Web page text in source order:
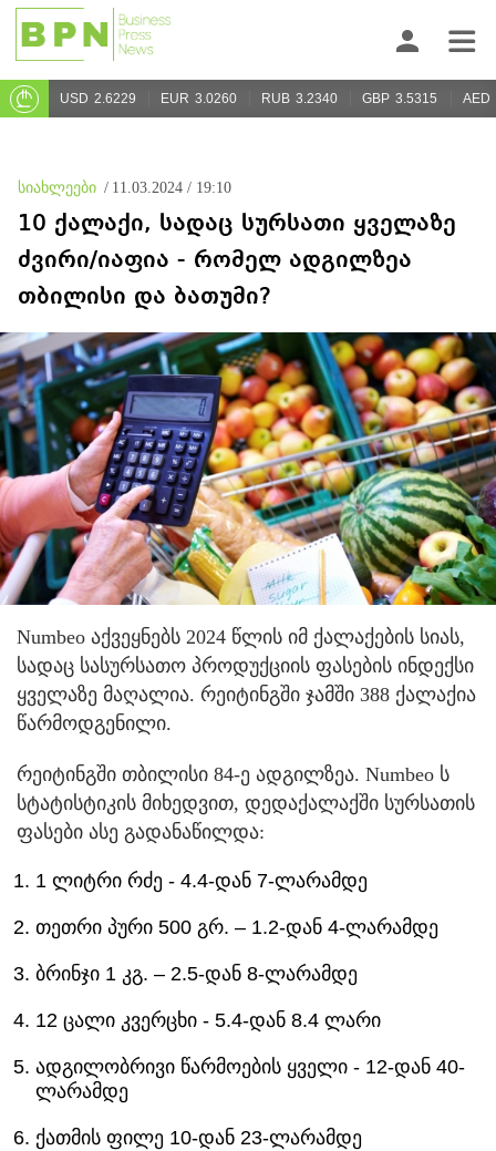
USD 2.6229 EUR 3.0260 RUB 3.2340 GBP 3.5315 AED
სიახლეები / 11.03.2024 / 19:10
10 ქალაქი, სადაც სურსათი ყველაზე
ძვირი/იაფია - რომელ ადგილზეა
თბილისი და ბათუმი?
Numbeo აქვეყნებს 2024 წლის იმ ქალაქების სიას,
სადაც სასურსათო პროდუქციის ფასების ინდექსი
ყველაზე მაღალია. რეიტინგში ჯამში 388 ქალაქია
წარმოდგენილი.
რეიტინგში თბილისი 84-ე ადგილზეა. Numbeo ს
სტატისტიკის მიხედვით, დედაქალაქში სურსათის
ფასები ასე გადანაწილდა:
1 ლიტრი რძე - 4.4-დან 7-ლარამდე
თეთრი პური 500 გრ. – 1.2-დან 4-ლარამდე
ბრინჯი 1 კგ. – 2.5-დან 8-ლარამდე
12 ცალი კვერცხი - 5.4-დან 8.4 ლარი
ადგილობრივი წარმოების ყველი - 12-დან 40-
ლარამდე
ქათმის ფილე 10-დან 23-ლარამდე